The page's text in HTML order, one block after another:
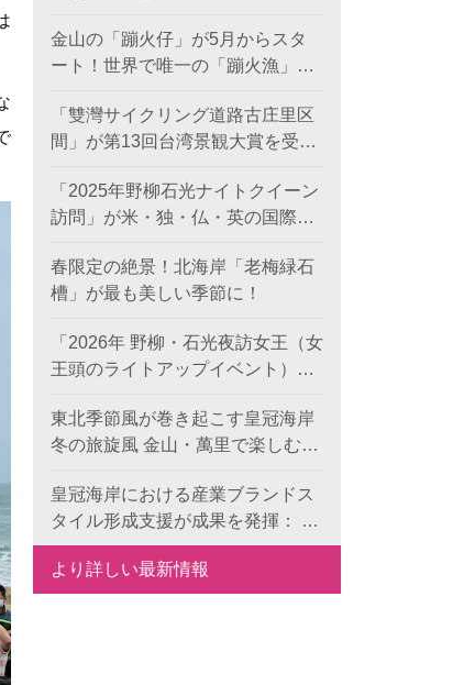
が、ともに2026年アメリカ「MUS
Eデザインアワード（金賞）」を
金山の「蹦火仔」が5月からスタ
ート！世界で唯一の「蹦火漁」が
「雙灣サイクリング道路古庄里区
間」が第13回台湾景観大賞を受賞
「2025年野柳石光ナイトクイーン
訪問」が米・独・仏・英の国際デ
トパワーを照らす
春限定の絶景！北海岸「老梅緑石
槽」が最も美しい季節に！
「2026年 野柳・石光夜訪女王（女
王頭のライトアップイベント）」
承》デジタル作品の公募が本日よ
り開始、世界中から代表的な地形
東北季節風が巻き起こす皇冠海岸
冬の旅旋風 金山・萬里で楽しむレ
皇冠海岸における産業ブランドス
タイル形成支援が成果を発揮： 6
つの特色ある目玉で、地域ブラン
ドの国際競争力を向上
より詳しい最新情報